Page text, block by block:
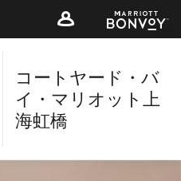
コートヤード・バ
イ・マリオット上
海虹橋